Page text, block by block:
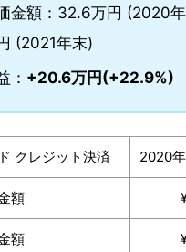
金額：32.6万円 (2020
(2021年末)
： +20.6万円(+22.9%)
クレジット決済 2020年
額
額